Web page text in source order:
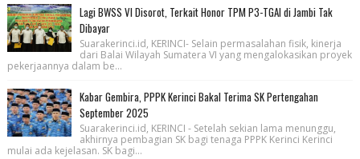
Lagi BWSS VI Disorot, Terkait Honor TPM P3-TGAI di Jambi Tak
Dibayar
Suarakerinci.id, KERINCI- Selain permasalahan fisik, kinerja
dari Balai Wilayah Sumatera VI yang mengalokasikan proyek
pekerjaannya dalam be...
Kabar Gembira, PPPK Kerinci Bakal Terima SK Pertengahan
September 2025
Suarakerinci.id, KERINCI - Setelah sekian lama menunggu,
akhirnya pembagian SK bagi tenaga PPPK Kerinci Kerinci
mulai ada kejelasan. SK bagi...